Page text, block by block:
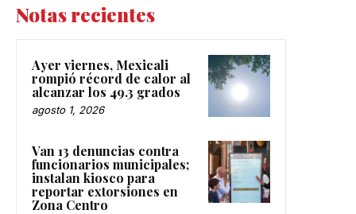
Notas recientes
Ayer viernes, Mexicali
rompió récord de calor al
alcanzar los 49.3 grados
agosto 1, 2026
Van 13 denuncias contra
funcionarios municipales;
instalan kiosco para
reportar extorsiones en
Zona Centro